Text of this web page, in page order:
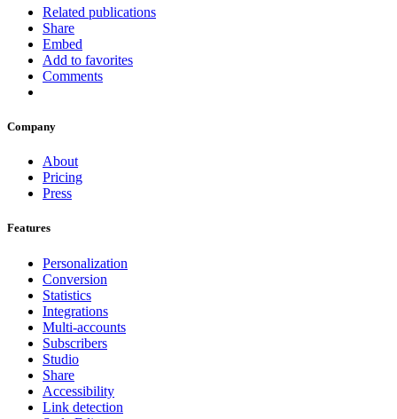
Related publications
Share
Embed
Add to favorites
Comments
Company
About
Pricing
Press
Features
Personalization
Conversion
Statistics
Integrations
Multi-accounts
Subscribers
Studio
Share
Accessibility
Link detection